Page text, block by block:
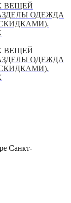
ВЕЩЕЙ
ОДЕЖДА
ВЕЩЕЙ
ОДЕЖДА
Санкт-